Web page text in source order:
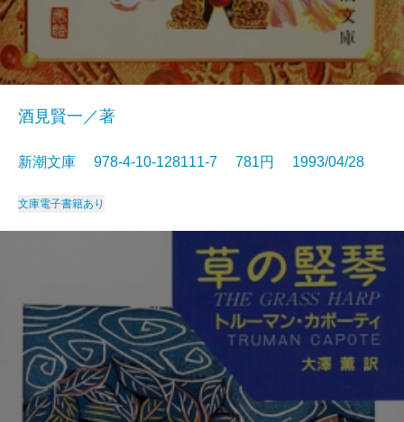
酒見賢一／著
新潮文庫 978-4-10-128111-7 781円 1993/04/28
文庫電子書籍あり